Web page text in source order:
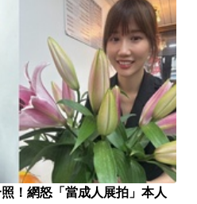
！網怒「當成人展拍」本人